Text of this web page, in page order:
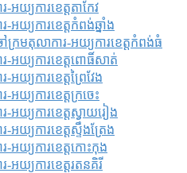
អយ្យការខេត្តតាកែវ
អយ្យការខេត្តកំពង់ឆ្នាំង
ក្រមតុលាការ-អយ្យការខេត្តកំពង់ធំ
-អយ្យការខេត្តពោធិ៍សាត់
យ្យការខេត្តព្រៃវែង
អយ្យការខេត្តក្រចេះ
អយ្យការខេត្តស្វាយរៀង
អយ្យការខេត្តស្ទឹងត្រែង
-អយ្យការខេត្តកោះកុង
អយ្យការខេត្តរតនគិរី